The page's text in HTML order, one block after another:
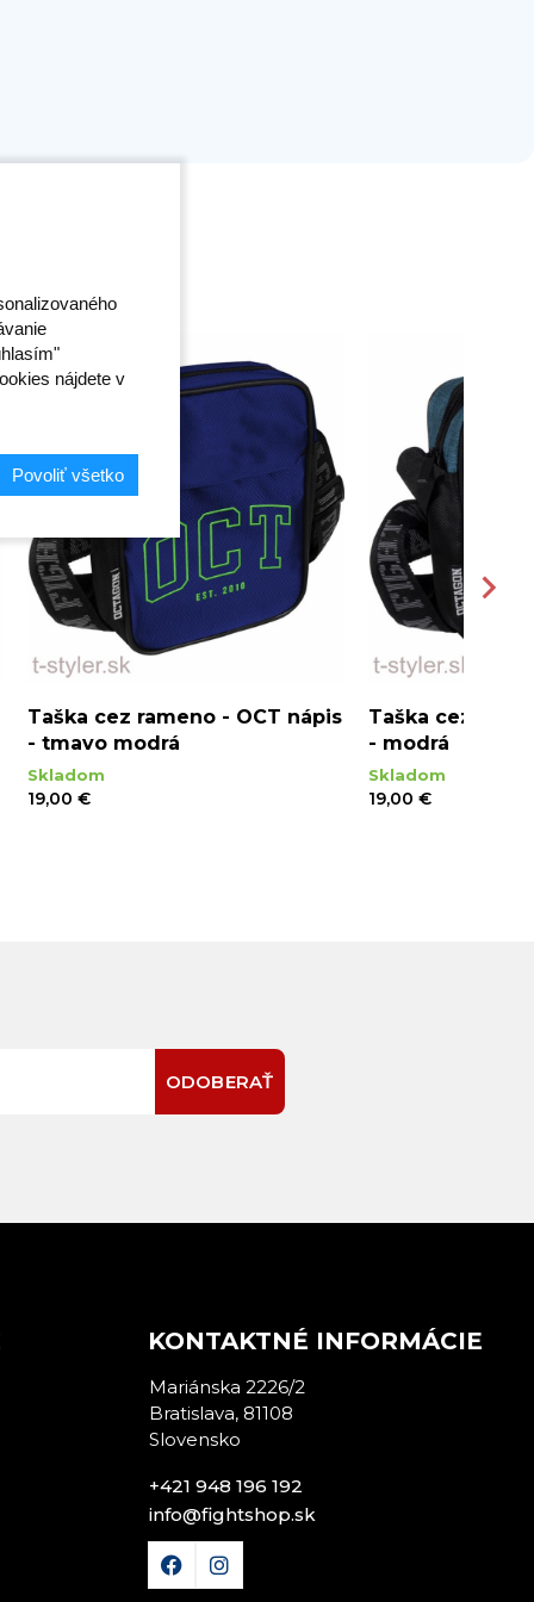
Taška cez rameno - OCT nápis
- tmavo modrá
Skladom
19,00 €
Taška cez
- modrá
Skladom
19,00 €
ODOBERAŤ
KONTAKTNÉ INFORMÁCIE
Mariánska 2226/2
Bratislava, 81108
Slovensko
+421 948 196 192
info@fightshop.sk
nájdete v
Povoliť všetko